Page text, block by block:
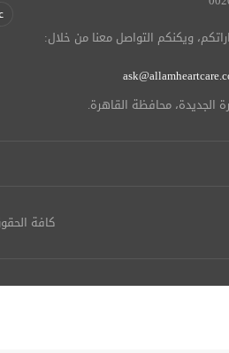
ويكنكم التواصل معنا من خلال:
الجديدة، محافظة القاهرة.
كافة الحقوق